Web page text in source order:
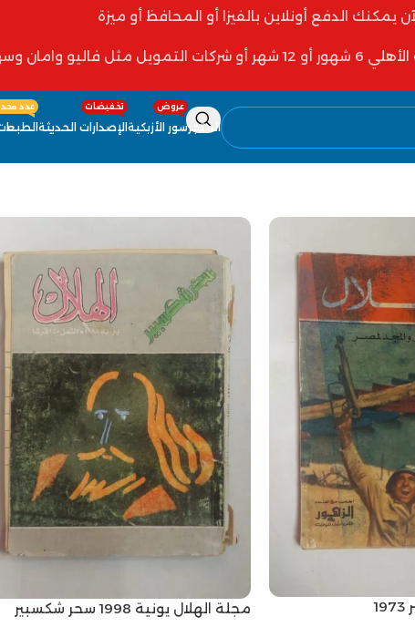
يمكنك الدفع أونلاين بالفيزا أو المحافظ أو ميزة
فاليو وامان وسهولة
المتجرسور الأزبكية
عروض
الإصدارات الحديثة
تخفيضات
الطبعات
عدد
مجلة الهلال يونية 1998 سحر شكسبير